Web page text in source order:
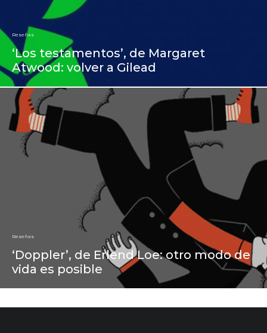
Reseñas
‘Los testamentos’, de Margaret
Atwood: volver a Gilead
Reseñas
‘Doppler’, de Erlend Loe: otro modo de
vida es posible